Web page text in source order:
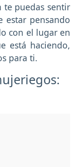
te puedas sentir
estar pensando
con el lugar en
está haciendo,
para ti.